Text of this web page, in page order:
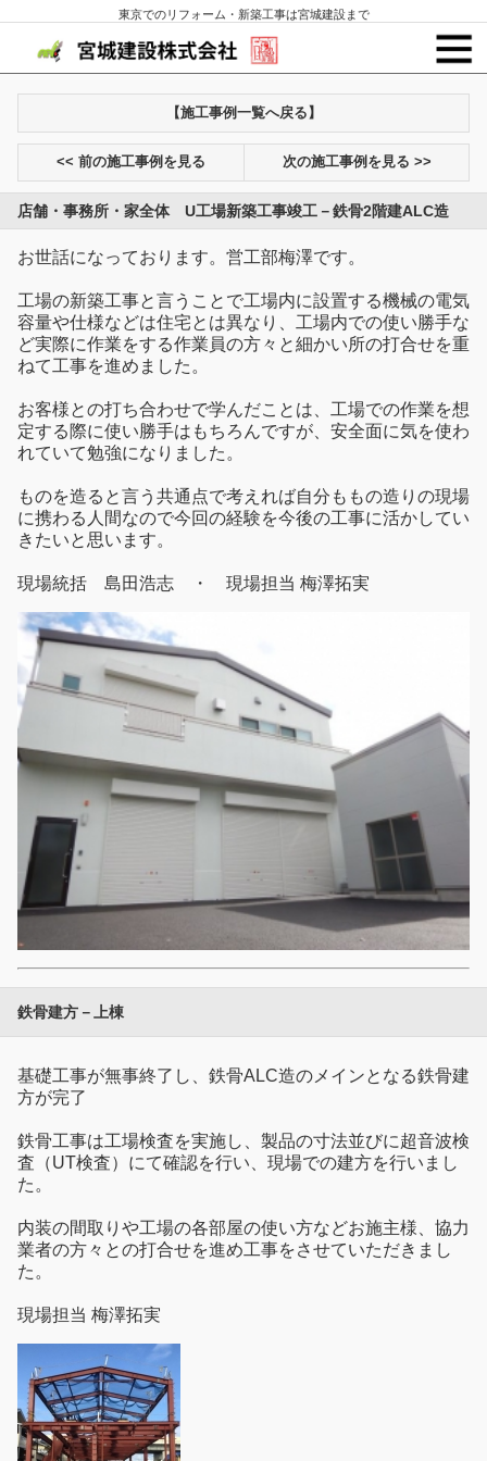
東京でのリフォーム・新築工事は宮城建設まで
【施工事例一覧へ戻る】
<< 前の施工事例を見る 次の施工事例を見る >>
店舗・事務所・家全体 U工場新築工事竣工－鉄骨2階建ALC造
お世話になっております。営工部梅澤です。
工場の新築工事と言うことで工場内に設置する機械の電気
容量や仕様などは住宅とは異なり、工場内での使い勝手な
ど実際に作業をする作業員の方々と細かい所の打合せを重
ねて工事を進めました。
お客様との打ち合わせで学んだことは、工場での作業を想
定する際に使い勝手はもちろんですが、安全面に気を使わ
れていて勉強になりました。
ものを造ると言う共通点で考えれば自分ももの造りの現場
に携わる人間なので今回の経験を今後の工事に活かしてい
きたいと思います。
現場統括 島田浩志 ・ 現場担当 梅澤拓実
鉄骨建方－上棟
基礎工事が無事終了し、鉄骨ALC造のメインとなる鉄骨建
方が完了
鉄骨工事は工場検査を実施し、製品の寸法並びに超音波検
査（UT検査）にて確認を行い、現場での建方を行いまし
た。
内装の間取りや工場の各部屋の使い方などお施主様、協力
業者の方々との打合せを進め工事をさせていただきまし
た。
現場担当 梅澤拓実